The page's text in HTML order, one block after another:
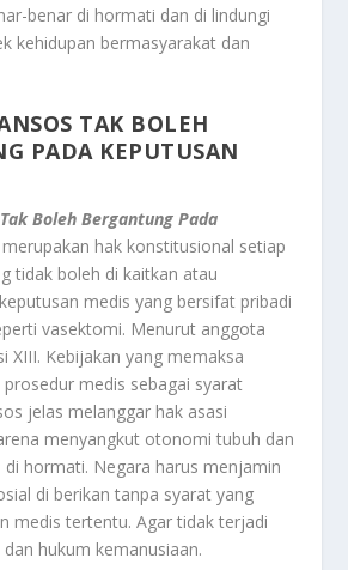
benar di hormati dan di lindungi
kehidupan bermasyarakat dan
TAK BOLEH
PADA KEPUTUSAN
Boleh Bergantung Pada
merupakan hak konstitusional setiap
tidak boleh di kaitkan atau
medis yang bersifat pribadi
vasektomi. Menurut anggota
XIII. Kebijakan yang memaksa
medis sebagai syarat
jelas melanggar hak asasi
menyangkut otonomi tubuh dan
di hormati. Negara harus menjamin
di berikan tanpa syarat yang
medis tertentu. Agar tidak terjadi
hukum kemanusiaan.